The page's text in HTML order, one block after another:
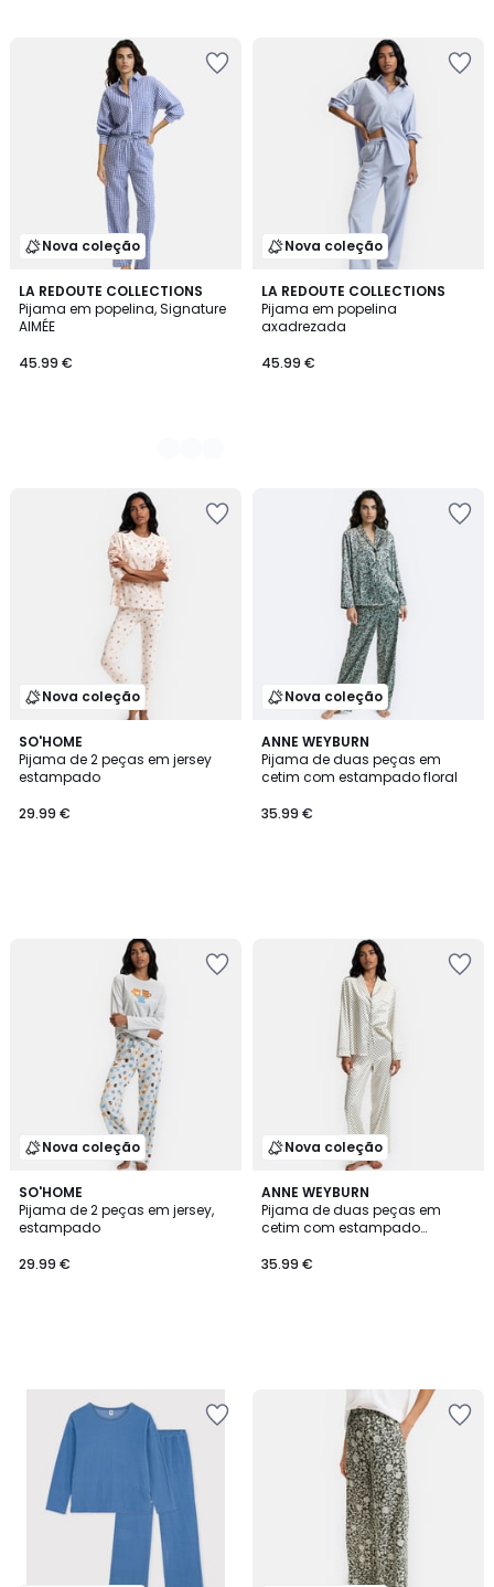
Nova coleção
LA REDOUTE COLLECTIONS
Pijama em popelina, Signature
AIMÉE
45.99 €
2
Cores
Nova coleção
LA REDOUTE COLLECTIONS
Pijama em popelina
axadrezada
45.99 €
Nova coleção
SO'HOME
Pijama de 2 peças em jersey
estampado
29.99 €
Nova coleção
ANNE WEYBURN
Pijama de duas peças em
cetim com estampado floral
35.99 €
Nova coleção
SO'HOME
Pijama de 2 peças em jersey,
estampado
29.99 €
Nova coleção
ANNE WEYBURN
Pijama de duas peças em
cetim com estampado
35.99 €